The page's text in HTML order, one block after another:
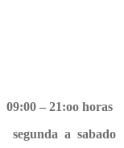
09:00 – 21:oo horas
segunda a sabado